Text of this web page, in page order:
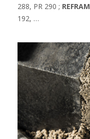
288, PR 290 ; REFRAM
192, …